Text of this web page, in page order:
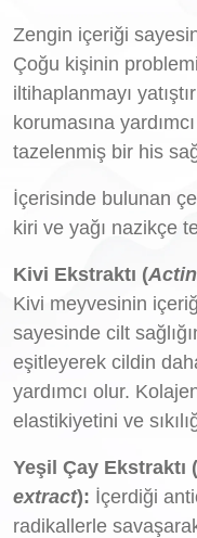
Zengin içeriği
Çoğu kişinin
iltihaplanmayı
korumasına
tazelenmiş bir his
İçerisinde bulunan
kiri ve yağı nazikçe
Kivi Ekstraktı (
Kivi meyvesinin
sayesinde cilt
eşitleyerek cildin
yardımcı olur.
elastikiyetini ve
Yeşil Çay Ekstraktı (
extract): İçerdiği
radikallerle